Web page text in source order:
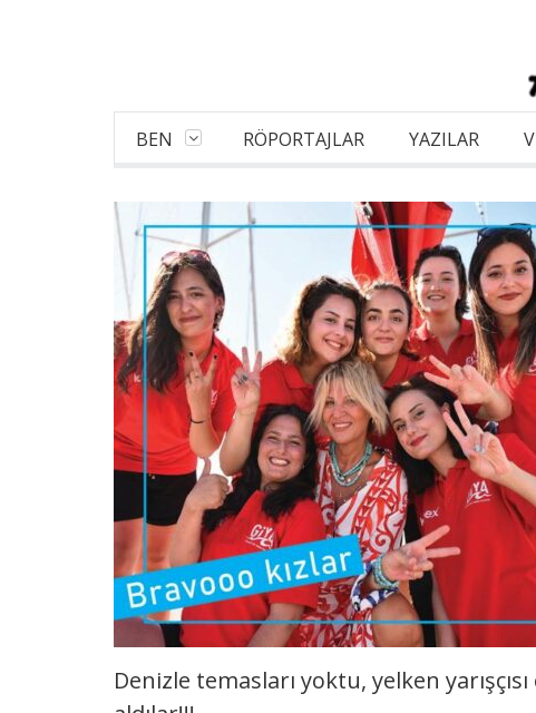
BEN RÖPORTAJLAR YAZILAR
Denizle temasları yoktu, yelken